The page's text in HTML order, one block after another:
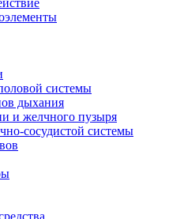
системы
дыхания
и желчного пузыря
сосудистой системы